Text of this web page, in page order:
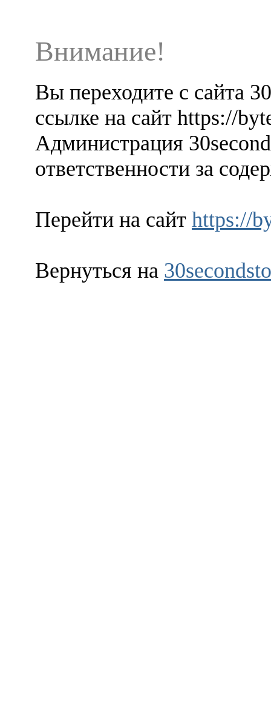
Внимание!
Вы переходите с сайта
ссылке на сайт https://
Администрация
ответственности за
Перейти на сайт https://
Вернуться на